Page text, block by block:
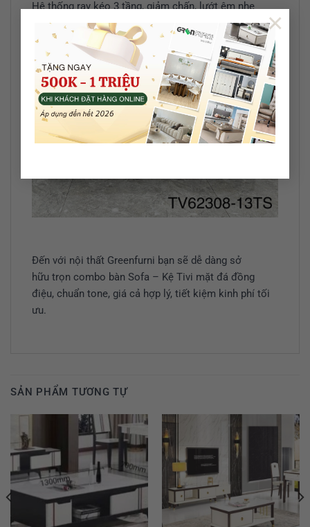
×
Hệ thống ray kéo 3 tầng, giảm chấn, lướt êm nhẹ
nhàng.
Đến với nội thất Greenfurni bạn sẽ dễ dàng sở
hữu trọn combo bàn Sofa – Kệ Tivi mặt đá đồng
điệu, chuẩn tone, giá cả hợp lý, tiết kiệm kinh phí tối
ưu.
SẢN PHẨM TƯƠNG TỰ